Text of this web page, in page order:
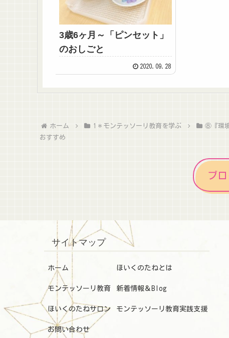
3歳6ヶ月～「ピンセット」
のおしごと
2020.09.28
ホーム 1＊モンテッソーリ教育を学ぶ ⑧『環
おすすめ
ブ
サイトマップ
ホーム
モンテッソーリ教育
ほいくのたねサロン
お問い合わせ
ほいくのたねとは
新着情報＆Blog
モンテッソーリ教育実践支援